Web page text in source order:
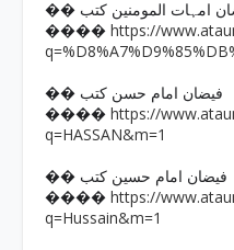
امہات المومنین کتب
���� https://
�� فیضان امام حسن کتب
���� https://
q=HASSAN&m=1
�� فیضان امام حسین کتب
���� https://
q=Hussain&m=1